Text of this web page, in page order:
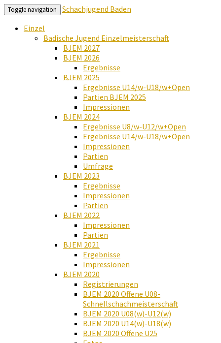
Toggle navigation
Schachjugend Baden
Einzel
Badische Jugend Einzelmeisterschaft
BJEM 2027
BJEM 2026
Ergebnisse
BJEM 2025
Ergebnisse U14/w-U18/w+Open
Partien BJEM 2025
Impressionen
BJEM 2024
Ergebnisse U8/w-U12/w+Open
Ergebnisse U14/w-U18/w+Open
Impressionen
Partien
Umfrage
BJEM 2023
Ergebnisse
Impressionen
Partien
BJEM 2022
Impressionen
Partien
BJEM 2021
Ergebnisse
Impressionen
BJEM 2020
Registrierungen
BJEM 2020 Offene U08-
Schnellschachmeisterschaft
BJEM 2020 U08(w)-U12(w)
BJEM 2020 U14(w)-U18(w)
BJEM 2020 Offene U25